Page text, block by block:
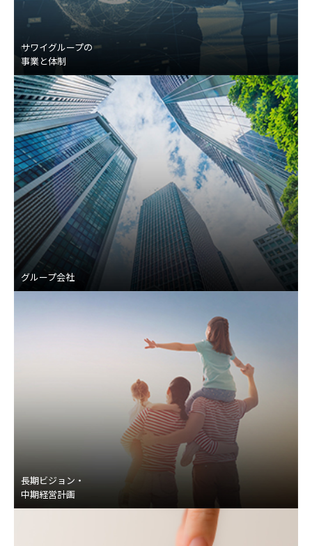
サワイグループの
事業と体制
グループ会社
長期ビジョン・
中期経営計画